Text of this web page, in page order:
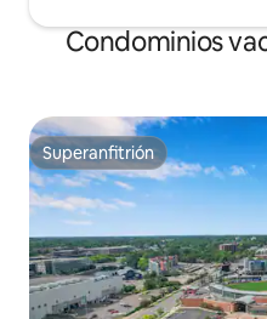
Condominios
Superanfitrión
Superanfitrión